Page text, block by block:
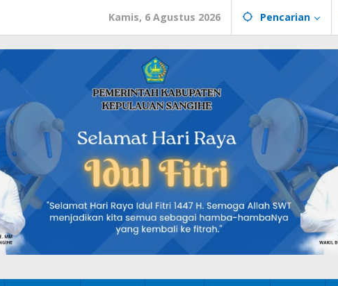
Kamis, 6 Agustus 2026 Pencarian